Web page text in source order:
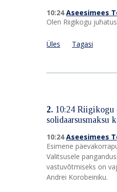
10:24Aseesimees
Olen Riigikogu
Üles Tagasi
2. 10:24 Riigikogu
solidaarsusmaksu
10:24Aseesimees
Esimene
Valitsusele
vastuvõtmiseks on
Andrei Korobeiniku.